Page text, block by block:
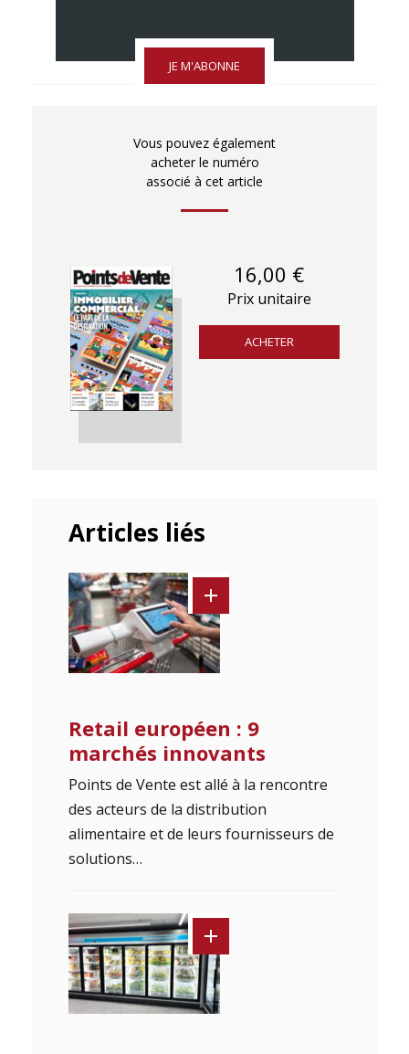
JE M'ABONNE
Vous pouvez également
acheter le numéro
associé à cet article
16,00 €
Prix unitaire
ACHETER
Articles liés
Retail européen : 9
marchés innovants
Points de Vente est allé à la rencontre
des acteurs de la distribution
alimentaire et de leurs fournisseurs de
solutions…